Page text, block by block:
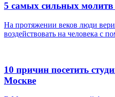
5 самых сильных молитв
На протяжении веков люди
воздействовать на человека с
10 причин посетить
Москве